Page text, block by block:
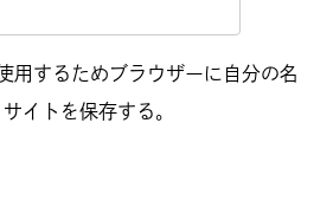
用するためブラウザーに自分の名
イトを保存する。